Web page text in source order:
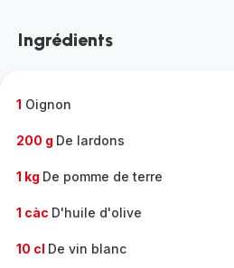
gamme
Ingrédients
1 Oignon
200 g De lardons
1 kg De pomme de terre
1 càc D'huile d'olive
10 cl De vin blanc